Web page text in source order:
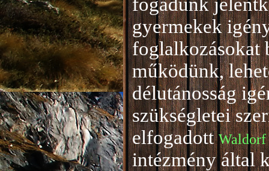
gyermekek
foglalkozásokat
működünk,
délutánosság
szükségletei
elfogadott Waldorf
intézmény által